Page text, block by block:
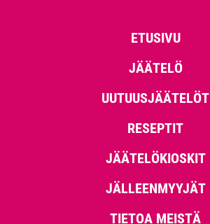
ETUSIVU
JÄÄTELÖ
UUTUUSJÄÄTELÖT
RESEPTIT
JÄÄTELÖKIOSKIT
JÄLLEENMYYJÄT
TIETOA MEISTÄ